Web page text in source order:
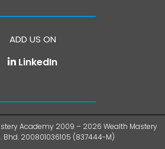
ADD US ON
LinkedIn
Academy 2009 – 2026 Wealth Mastery
200801036105 (837444-M)